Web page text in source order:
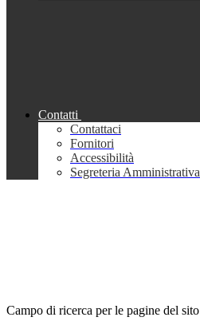
Contatti
Contattaci
Fornitori
Accessibilità
Segreteria Amministrativa
Campo di ricerca per le pagine del sito